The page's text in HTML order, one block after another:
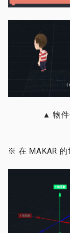
▲ 物
※ 在 MAKAR 的